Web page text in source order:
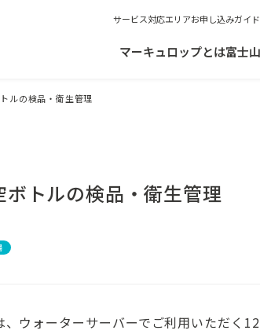
サービス対応エリアお申し込みガイド
マーキュロップとは富士
ルの検品・衛生管理
トルの検品・衛生管理
ウォーターサーバーでご利用いただく